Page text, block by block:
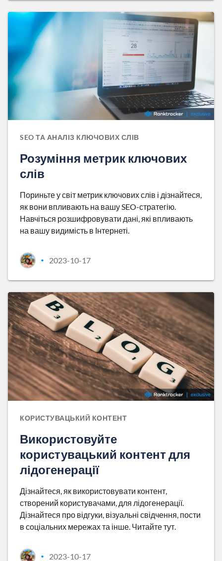
SEO ТА АНАЛІЗ КЛЮЧОВИХ СЛІВ
Розуміння метрик ключових
слів
Пориньте у світ метрик ключових слів і дізнайтеся,
як вони впливають на вашу SEO-стратегію.
Навчіться розшифровувати дані, які впливають
на вашу видимість в Інтернеті.
• 2023-10-17
КОРИСТУВАЦЬКИЙ КОНТЕНТ
Використовуйте
користувацький контент для
лідогенерації
Дізнайтеся, як використовувати контент,
створений користувачами, для лідогенерації.
Дізнайтеся про відгуки, візуальні свідчення, пости
в соціальних мережах та інше. Читайте тут.
• 2023-10-17